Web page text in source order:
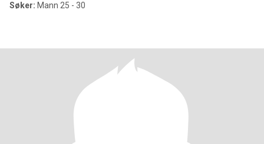
Søker: Mann 25 - 30